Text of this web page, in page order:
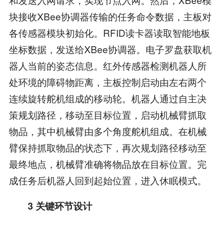
块接收XBee协调器传输的任务命令数据，主板对
各传感器模块初始化。RFID读卡器读取智能地板
坐标数据，发送给XBee协调器。电子罗盘获取机
器人当前的姿态信息。红外传感器检测机器人所
处环境的障碍物距离，主板控制启动由左右两个
连续旋转舵机组成的移动轮。机器人通过自主决
策规划路径，移动至目标位置，启动机械臂抓取
物品，其中机械臂由多个角度舵机组成。在机械
臂保持抓取物品的状态下，再次规划路径移动至
最终地点，机械臂准确将物品放在目标位置。完
成任务后机器人回到起始位置，进入休眠模式。
3 关键环节设计